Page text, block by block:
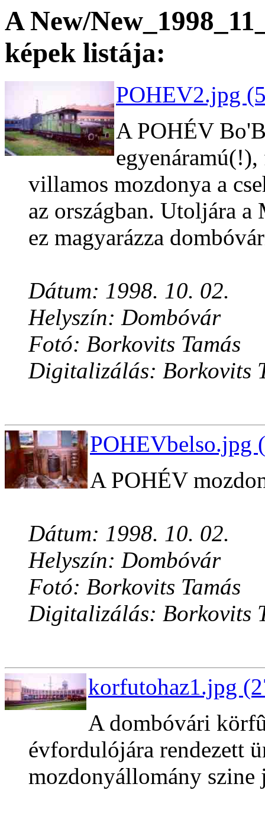
A New/
képek listája:
POHEV2.jpg
A POHÉV
egyenáramú(!),
villamos mozdonya a
az országban. Utoljára a
ez magyarázza
Dátum: 1998. 10. 02.
Helyszín: Dombóvár
Fotó: Borkovits Tamás
Digitalizálás: Borkovits
POHEVbelso.jpg
A POHÉV
Dátum: 1998. 10. 02.
Helyszín: Dombóvár
Fotó: Borkovits Tamás
Digitalizálás: Borkovits
korfutohaz1.jpg
A dombóvári
évfordulójára rendezett
mozdonyállomány szine